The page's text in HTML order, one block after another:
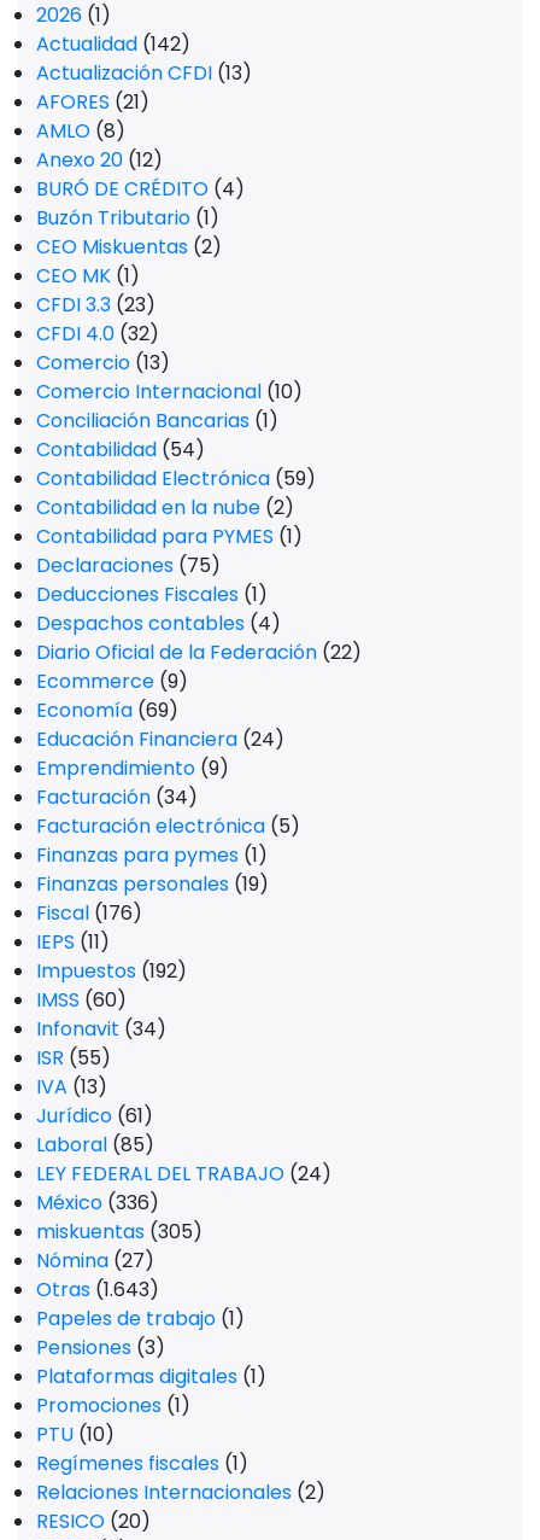
2026 (1)
Actualidad (142)
Actualización CFDI (13)
AFORES (21)
AMLO (8)
Anexo 20 (12)
BURÓ DE CRÉDITO (4)
Buzón Tributario (1)
CEO Miskuentas (2)
CEO MK (1)
CFDI 3.3 (23)
CFDI 4.0 (32)
Comercio (13)
Comercio Internacional (10)
Conciliación Bancarias (1)
Contabilidad (54)
Contabilidad Electrónica (59)
Contabilidad en la nube (2)
Contabilidad para PYMES (1)
Declaraciones (75)
Deducciones Fiscales (1)
Despachos contables (4)
Diario Oficial de la Federación (22)
Ecommerce (9)
Economía (69)
Educación Financiera (24)
Emprendimiento (9)
Facturación (34)
Facturación electrónica (5)
Finanzas para pymes (1)
Finanzas personales (19)
Fiscal (176)
IEPS (11)
Impuestos (192)
IMSS (60)
Infonavit (34)
ISR (55)
IVA (13)
Jurídico (61)
Laboral (85)
LEY FEDERAL DEL TRABAJO (24)
México (336)
miskuentas (305)
Nómina (27)
Otras (1.643)
Papeles de trabajo (1)
Pensiones (3)
Plataformas digitales (1)
Promociones (1)
PTU (10)
Regímenes fiscales (1)
Relaciones Internacionales (2)
RESICO (20)